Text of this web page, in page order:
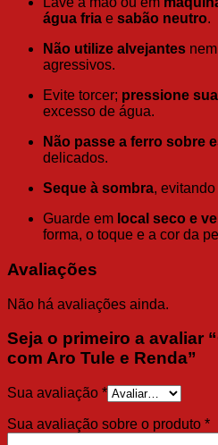
água fria e sabão neutro.
Não utilize alvejantes
agressivos.
Evite torcer; pressione
excesso de água.
Não passe a ferro sobre
delicados.
Seque à sombra,
Guarde em local seco e
forma, o toque e a cor da
Avaliações
Não há avaliações ainda.
Seja o primeiro a avaliar
com Aro Tule e Renda”
Sua avaliação *
Sua avaliação sobre o produto *